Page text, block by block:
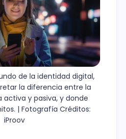
de la identidad digital,
la diferencia entre la
y pasiva, y donde
| Fotografía Créditos:
iProov